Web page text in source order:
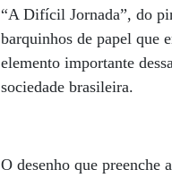
“A Difícil Jornada”, do
barquinhos de papel que
elemento importante
sociedade brasileira.
O desenho que preenche